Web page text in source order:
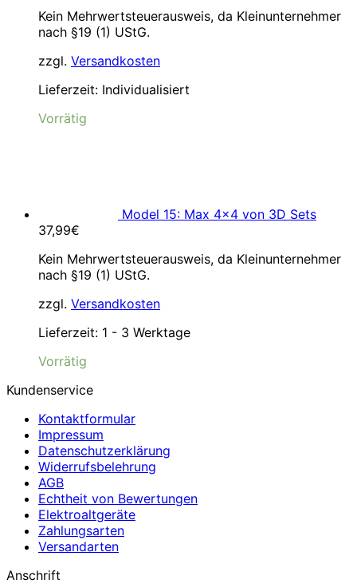
Kein Mehrwertsteuerausweis, da Kleinunternehmer
nach §19 (1) UStG.
zzgl. Versandkosten
Lieferzeit: Individualisiert
Vorrätig
Model 15: Max 4×4 von 3D Sets
37,99€
Kein Mehrwertsteuerausweis, da Kleinunternehmer
nach §19 (1) UStG.
zzgl. Versandkosten
Lieferzeit: 1 - 3 Werktage
Vorrätig
Kundenservice
Kontaktformular
Impressum
Datenschutzerklärung
Widerrufsbelehrung
AGB
Echtheit von Bewertungen
Elektroaltgeräte
Zahlungsarten
Versandarten
Anschrift